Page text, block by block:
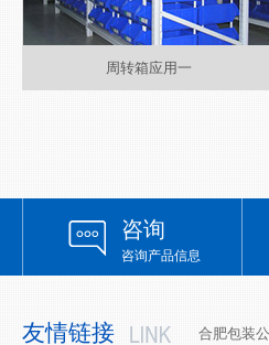
周转箱应用一
咨询
咨询产品信息
友情链接 合肥包装